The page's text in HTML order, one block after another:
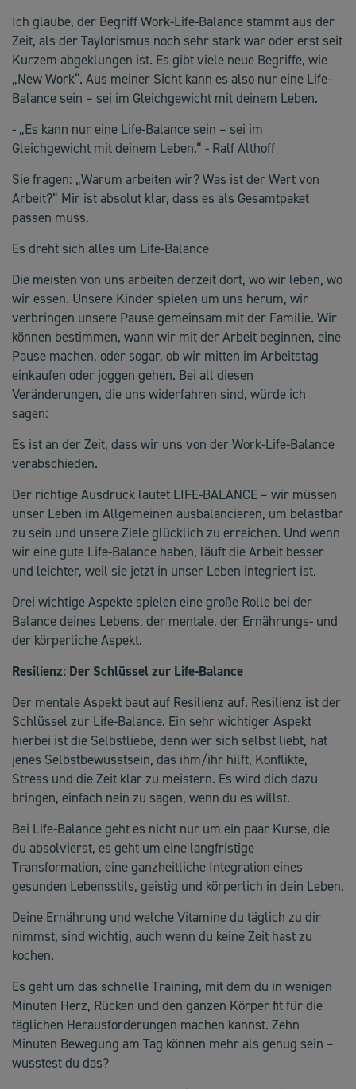
Ich glaube, der Begriff Work-Life-Balance stammt aus der
Zeit, als der Taylorismus noch sehr stark war oder erst seit
Kurzem abgeklungen ist. Es gibt viele neue Begriffe, wie
„New Work“. Aus meiner Sicht kann es also nur eine Life-
Balance sein – sei im Gleichgewicht mit deinem Leben.
- „Es kann nur eine Life-Balance sein – sei im
Gleichgewicht mit deinem Leben.“ - Ralf Althoff
Sie fragen: „Warum arbeiten wir? Was ist der Wert von
Arbeit?“ Mir ist absolut klar, dass es als Gesamtpaket
passen muss.
Es dreht sich alles um Life-Balance
Die meisten von uns arbeiten derzeit dort, wo wir leben, wo
wir essen. Unsere Kinder spielen um uns herum, wir
verbringen unsere Pause gemeinsam mit der Familie. Wir
können bestimmen, wann wir mit der Arbeit beginnen, eine
Pause machen, oder sogar, ob wir mitten im Arbeitstag
einkaufen oder joggen gehen. Bei all diesen
Veränderungen, die uns widerfahren sind, würde ich
sagen:
Es ist an der Zeit, dass wir uns von der Work-Life-Balance
verabschieden.
Der richtige Ausdruck lautet LIFE-BALANCE – wir müssen
unser Leben im Allgemeinen ausbalancieren, um belastbar
zu sein und unsere Ziele glücklich zu erreichen. Und wenn
wir eine gute Life-Balance haben, läuft die Arbeit besser
und leichter, weil sie jetzt in unser Leben integriert ist.
Drei wichtige Aspekte spielen eine große Rolle bei der
Balance deines Lebens: der mentale, der Ernährungs- und
der körperliche Aspekt.
Resilienz: Der Schlüssel zur Life-Balance
Der mentale Aspekt baut auf Resilienz auf. Resilienz ist der
Schlüssel zur Life-Balance. Ein sehr wichtiger Aspekt
hierbei ist die Selbstliebe, denn wer sich selbst liebt, hat
jenes Selbstbewusstsein, das ihm/ihr hilft, Konflikte,
Stress und die Zeit klar zu meistern. Es wird dich dazu
bringen, einfach nein zu sagen, wenn du es willst.
Bei Life-Balance geht es nicht nur um ein paar Kurse, die
du absolvierst, es geht um eine langfristige
Transformation, eine ganzheitliche Integration eines
gesunden Lebensstils, geistig und körperlich in dein Leben.
Deine Ernährung und welche Vitamine du täglich zu dir
nimmst, sind wichtig, auch wenn du keine Zeit hast zu
kochen.
Es geht um das schnelle Training, mit dem du in wenigen
Minuten Herz, Rücken und den ganzen Körper fit für die
täglichen Herausforderungen machen kannst. Zehn
Minuten Bewegung am Tag können mehr als genug sein –
wusstest du das?